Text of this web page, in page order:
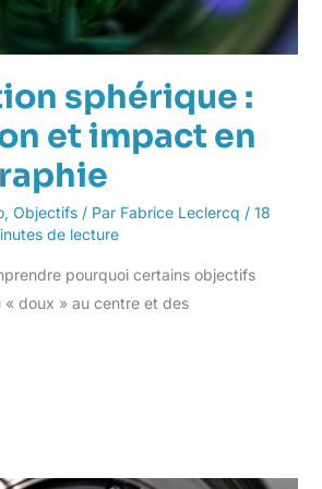
sphérique :
et impact en
, Objectifs/ Par Fabrice Leclercq / 18
de lecture
pourquoi certains objectifs
« doux » au centre et des